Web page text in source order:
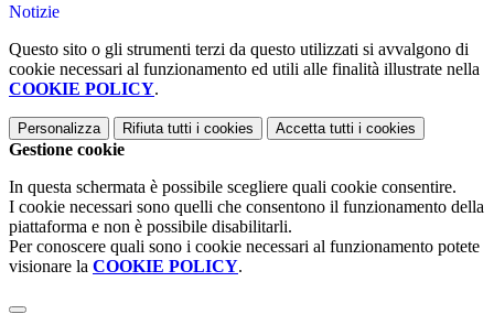
Notizie
Questo sito o gli strumenti terzi da questo utilizzati si avvalgono di
cookie necessari al funzionamento ed utili alle finalità illustrate nella
COOKIE POLICY.
Personalizza Rifiuta tutti i cookies Accetta tutti i cookies
Gestione cookie
In questa schermata è possibile scegliere quali cookie consentire.
I cookie necessari sono quelli che consentono il funzionamento della
piattaforma e non è possibile disabilitarli.
Per conoscere quali sono i cookie necessari al funzionamento potete
visionare la COOKIE POLICY.